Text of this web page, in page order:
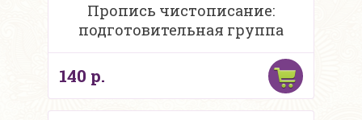
Пропись чистописание:
подготовительная группа
140 р.